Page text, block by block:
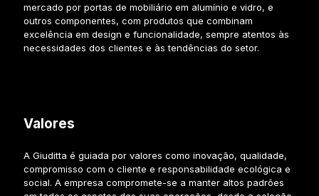
mercado por portas de mobiliário em alumínio e vidro, e
outros componentes, com produtos que combinam
excelência em design e funcionalidade, sempre atentos às
necessidades dos clientes e às tendências do setor.
Valores
A Giuditta é guiada por valores como inovação, qualidade,
compromisso com o cliente e responsabilidade ecológica e
social. A empresa compromete-se a manter altos padrões